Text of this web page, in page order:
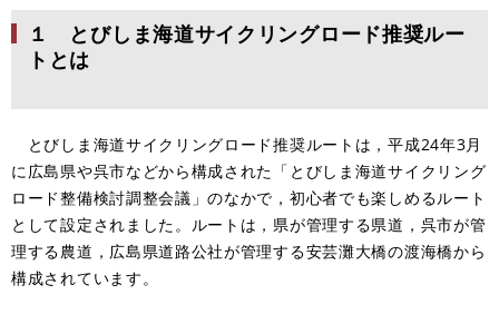
１ とびしま海道サイクリングロード推奨ルー
トとは
とびしま海道サイクリングロード推奨ルートは，平成24年3月
に広島県や呉市などから構成された「とびしま海道サイクリング
ロード整備検討調整会議」のなかで，初心者でも楽しめるルート
として設定されました。ルートは，県が管理する県道，呉市が管
理する農道，広島県道路公社が管理する安芸灘大橋の渡海橋から
構成されています。